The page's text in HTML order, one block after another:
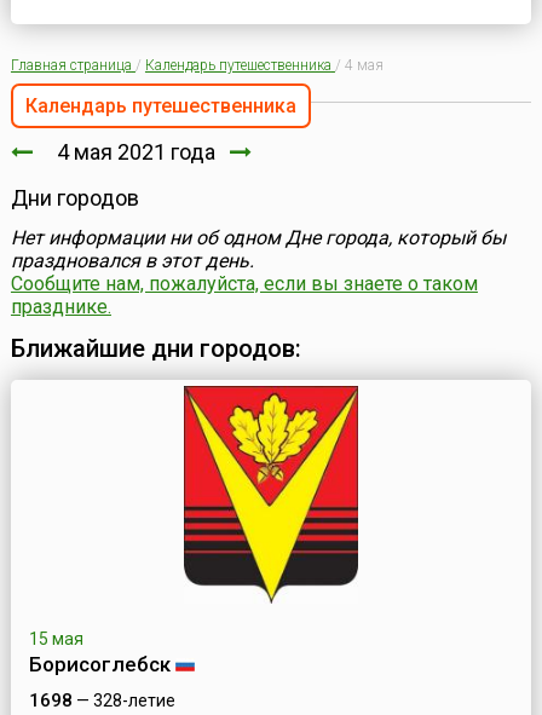
Главная страница / Календарь путешественника / 4 мая
Календарь путешественника
4 мая 2021 года
Дни городов
Нет информации ни об одном Дне города, который бы
праздновался в этот день.
Сообщите нам, пожалуйста, если вы знаете о таком
празднике.
Ближайшие дни городов:
15 мая
Борисоглебск
1698 — 328-летие